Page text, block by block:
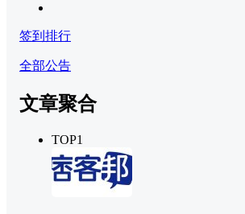
签到排行
全部公告
文章聚合
TOP1